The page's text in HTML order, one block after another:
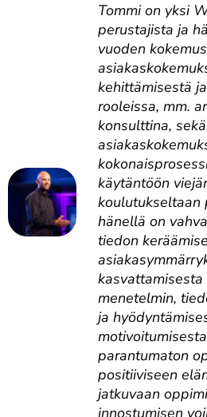
Tommi on yksi
perustajista ja
vuoden kokemus
kehittämisestä
rooleissa, mm.
konsulttina,
käytäntöön
koulutukseltaan
hänellä on
tiedon
menetelmin,
ja
parantumaton
positiiviseen
jatkuvaan